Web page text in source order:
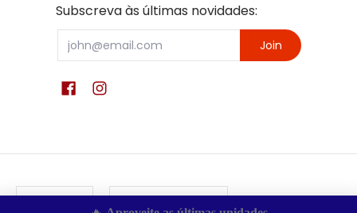
Subscreva às últimas novidades:
Email Join